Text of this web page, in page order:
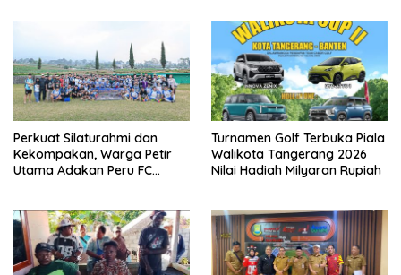
Perkuat Silaturahmi dan
Kekompakan, Warga Petir
Utama Adakan Peru FC
Turnamen Golf Terbuka Piala
Walikota Tangerang 2026
Nilai Hadiah Milyaran Rupiah